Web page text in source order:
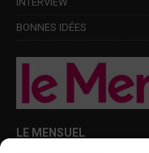
BONNES IDÉES
LE MENSUEL